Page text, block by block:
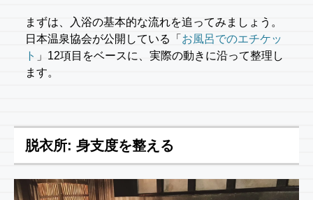
まずは、入浴の基本的な流れを追ってみましょう。
日本温泉協会が公開している「 お風呂でのエチケッ
ト 」12項目をベースに、実際の動きに沿って整理し
ます。
脱衣所: 身支度を整える